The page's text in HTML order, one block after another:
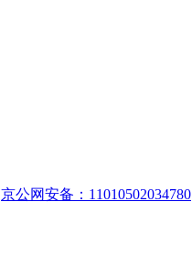
京公网安备：11010502034780